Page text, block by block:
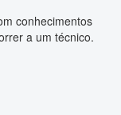
conhecimentos
a um técnico.